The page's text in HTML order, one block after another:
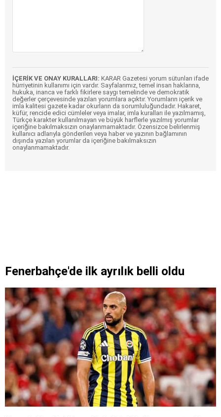
İÇERİK VE ONAY KURALLARI: KARAR Gazetesi yorum sütunları ifade
hürriyetinin kullanımı için vardır. Sayfalarımız, temel insan haklarına,
hukuka, inanca ve farklı fikirlere saygı temelinde ve demokratik
değerler çerçevesinde yazılan yorumlara açıktır. Yorumların içerik ve
imla kalitesi gazete kadar okurların da sorumluluğundadır. Hakaret,
küfür, rencide edici cümleler veya imalar, imla kuralları ile yazılmamış,
Türkçe karakter kullanılmayan ve büyük harflerle yazılmış yorumlar
içeriğine bakılmaksızın onaylanmamaktadır. Özensizce belirlenmiş
kullanıcı adlarıyla gönderilen veya haber ve yazının bağlamının
dışında yazılan yorumlar da içeriğine bakılmaksızın
onaylanmamaktadır.
Fenerbahçe'de ilk ayrılık belli oldu